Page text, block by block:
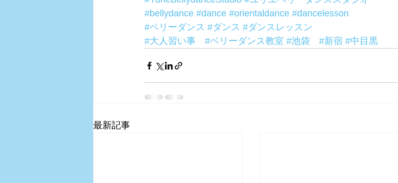
#bellydance #dance #orientaldance #dancelesson
#ベリーダンス #ダンス #ダンスレッスン
#大人習い事
#ベリーダンス教室 #池袋 #新宿 #中目黒
最新記事